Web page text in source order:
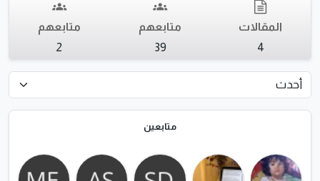
المقالات
4
متابعهم
39
متابعهم
2
متابعين